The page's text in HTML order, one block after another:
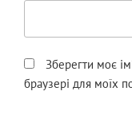
Зберегти моє
браузері для моїх